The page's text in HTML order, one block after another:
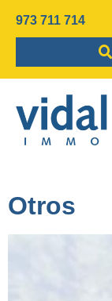
973 711 714
Otros